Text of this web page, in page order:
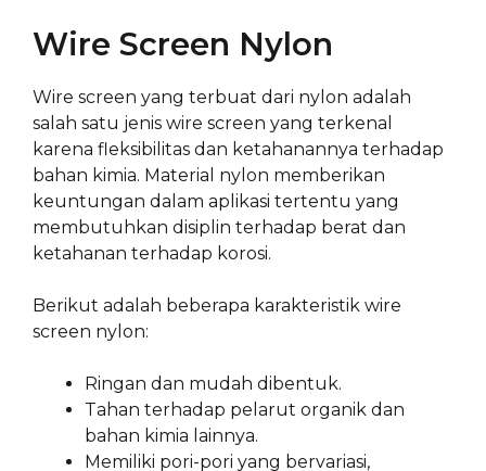
Wire Screen Nylon
Wire screen yang terbuat dari nylon adalah
salah satu jenis wire screen yang terkenal
karena fleksibilitas dan ketahanannya terhadap
bahan kimia. Material nylon memberikan
keuntungan dalam aplikasi tertentu yang
membutuhkan disiplin terhadap berat dan
ketahanan terhadap korosi.
Berikut adalah beberapa karakteristik wire
screen nylon:
Ringan dan mudah dibentuk.
Tahan terhadap pelarut organik dan
bahan kimia lainnya.
Memiliki pori-pori yang bervariasi,